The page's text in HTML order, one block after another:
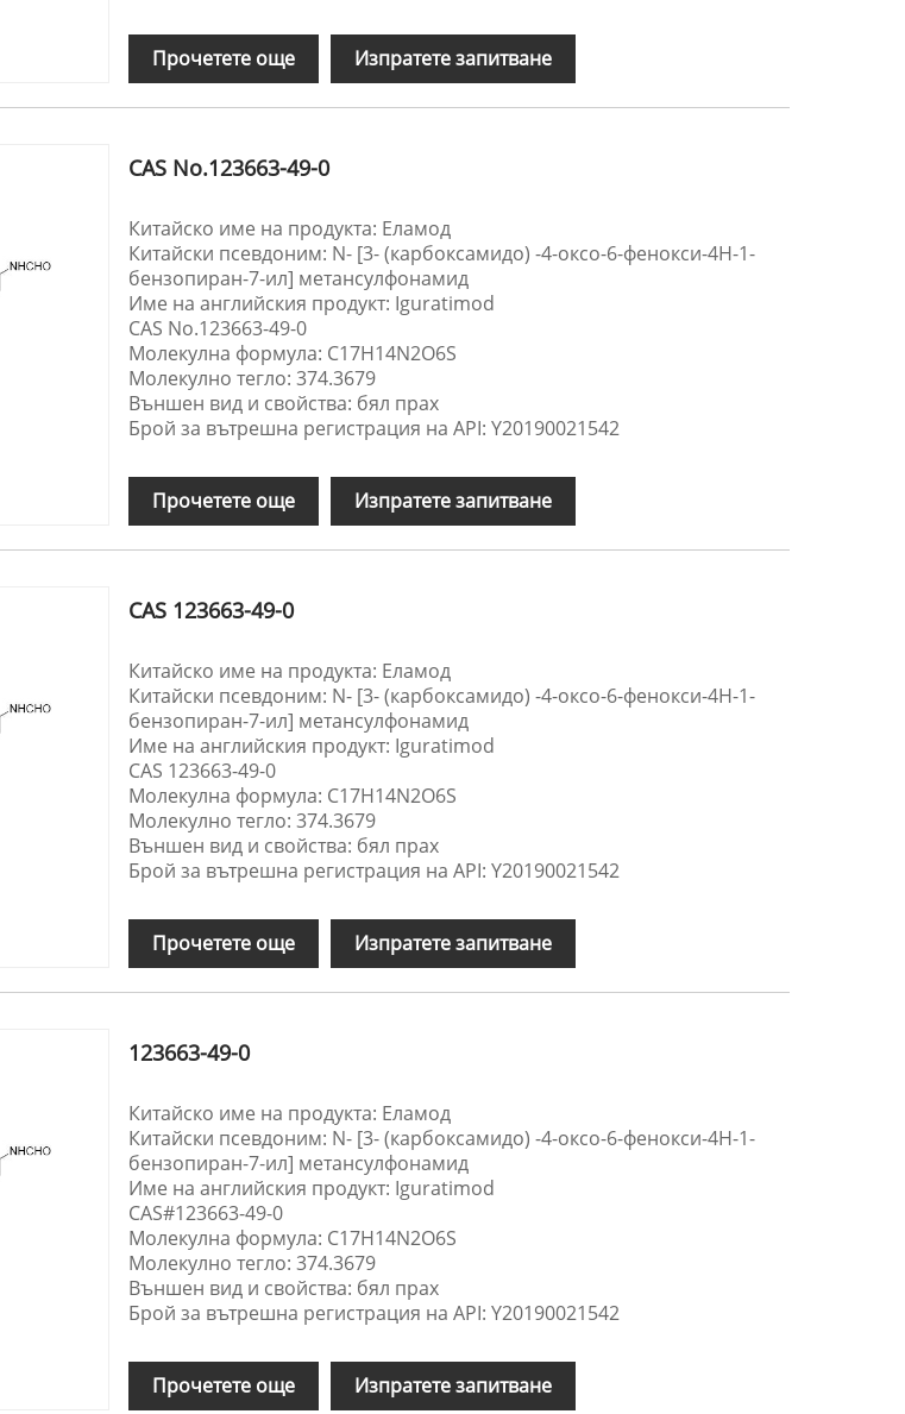
Прочетете още Изпратете запитване
CAS No.123663-49-0
Китайско име на продукта: Еламод
Китайски псевдоним: N- [3- (карбоксамидо) -4-оксо-6-фенокси-4H-1-
бензопиран-7-ил] метансулфонамид
Име на английския продукт: Iguratimod
CAS No.123663-49-0
Молекулна формула: C17H14N2O6S
Молекулно тегло: 374.3679
Външен вид и свойства: бял прах
Брой за вътрешна регистрация на API: Y20190021542
Прочетете още Изпратете запитване
CAS 123663-49-0
Китайско име на продукта: Еламод
Китайски псевдоним: N- [3- (карбоксамидо) -4-оксо-6-фенокси-4H-1-
бензопиран-7-ил] метансулфонамид
Име на английския продукт: Iguratimod
CAS 123663-49-0
Молекулна формула: C17H14N2O6S
Молекулно тегло: 374.3679
Външен вид и свойства: бял прах
Брой за вътрешна регистрация на API: Y20190021542
Прочетете още Изпратете запитване
123663-49-0
Китайско име на продукта: Еламод
Китайски псевдоним: N- [3- (карбоксамидо) -4-оксо-6-фенокси-4H-1-
бензопиран-7-ил] метансулфонамид
Име на английския продукт: Iguratimod
CAS#123663-49-0
Молекулна формула: C17H14N2O6S
Молекулно тегло: 374.3679
Външен вид и свойства: бял прах
Брой за вътрешна регистрация на API: Y20190021542
Прочетете още Изпратете запитване